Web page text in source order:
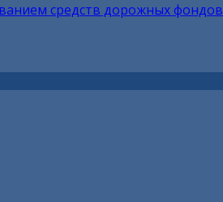
средств дорожных фондов